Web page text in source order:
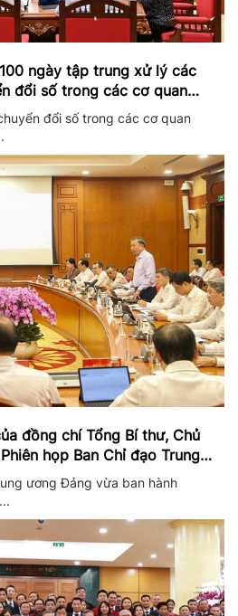
ngày tập trung xử lý các
đổi số trong các cơ quan
đổi số trong các cơ quan
đồng chí Tổng Bí thư, Chủ
họp Ban Chỉ đạo Trung
57
ương Đảng vừa ban hành